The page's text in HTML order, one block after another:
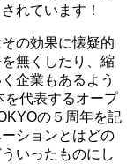
れています！
の効果に懐疑的
無くしたり、縮
企業もあるよう
を代表するオープ
の５周年を記
ションとはどの
いったものにし